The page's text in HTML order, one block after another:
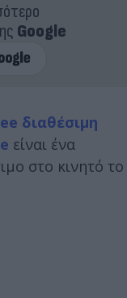
Google
διαθέσιμη
είναι ένα
στο κινητό το